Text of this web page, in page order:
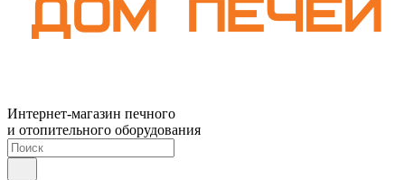
Интернет-магазин печного
и отопительного оборудования